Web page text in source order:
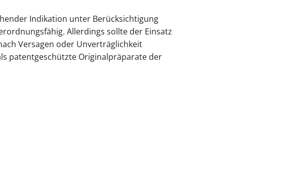
Indikation unter Berücksichtigung
Allerdings sollte der Einsatz
Versagen oder Unverträglichkeit
patentgeschützte Originalpräparate der